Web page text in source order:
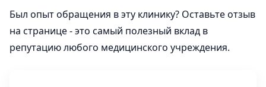
Был опыт обращения в эту клинику? Оставьте отзыв
на странице - это самый полезный вклад в
репутацию любого медицинского учреждения.